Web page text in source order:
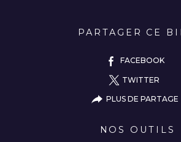
PARTAGER CE
FACEBOOK
TWITTER
PLUS DE PARTAGE
NOS OUTILS